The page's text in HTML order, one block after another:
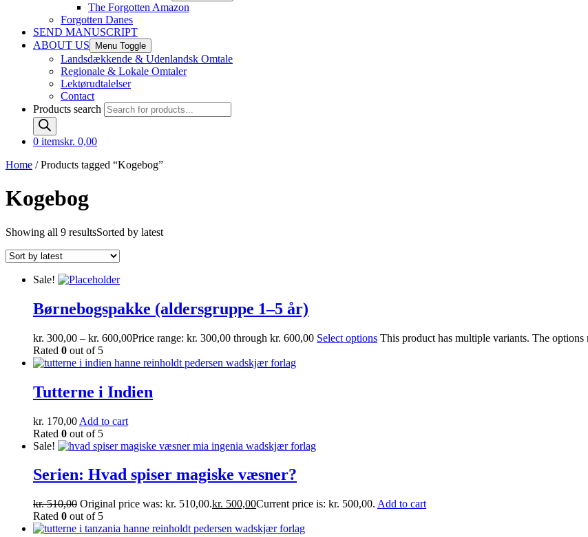
The Forgotten Amazon
Forgotten Danes
SEND MANUSCRIPT
ABOUT US
Menu Toggle
Landsdækkende & Udenlandsk Omtale
Regionale & Lokale Omtaler
Lektørudtalelser
Contact
Products search
0 itemskr. 0,00
Home / Products tagged “Kogebog”
Kogebog
Showing all 9 resultsSorted by latest
Sale!
Børnebogspakke (aldersgruppe 1–5 år)
kr. 300,00 – kr. 600,00Price range: kr. 300,00 through kr. 600,00 Select options This product has multiple variants. The options
Rated 0 out of 5
Tutterne i Indien
kr. 170,00 Add to cart
Rated 0 out of 5
Sale!
Serien: Hvad spiser magiske væsner?
kr.510,00 Original price was: kr. 510,00.kr. 500,00Current price is: kr. 500,00. Add to cart
Rated 0 out of 5